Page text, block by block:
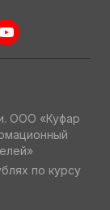
ООО «Куфар
по курсу